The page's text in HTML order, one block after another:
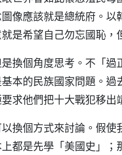
像應該就是總統府。
是希望自己勿忘國恥，
換個角度思考。不「
本的民族國家問題。
求他們把十大戰犯移出
換個方式來討論。假
上都是先學「美國史」